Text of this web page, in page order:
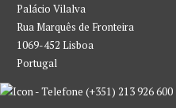
Palácio Vilalva
Rua Marquês de Fronteira
1069-452 Lisboa
Portugal
(+351) 213 926 600